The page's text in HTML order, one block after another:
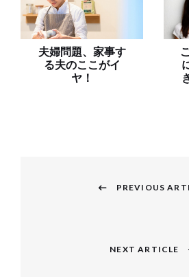
夫婦問題、家事す
る夫のここがイ
ヤ！
PREVIOUS
NEXT ARTICLE